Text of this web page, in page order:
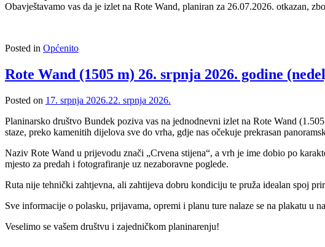
Obavještavamo vas da je izlet na Rote Wand, planiran za 26.07.2026. otkazan,
Posted in Općenito
Rote Wand (1505 m) 26. srpnja 2026. godine
Posted on 17. srpnja 2026.22. srpnja 2026.
Planinarsko društvo Bundek poziva vas na jednodnevni izlet na Rote Wand
staze, preko kamenitih dijelova sve do vrha, gdje nas očekuje prekrasan
Naziv Rote Wand u prijevodu znači „Crvena stijena“, a vrh je ime dobio po
mjesto za predah i fotografiranje uz nezaboravne poglede.
Ruta nije tehnički zahtjevna, ali zahtijeva dobru kondiciju te pruža idealan spoj
Sve informacije o polasku, prijavama, opremi i planu ture nalaze se na plakatu u
Veselimo se vašem društvu i zajedničkom planinarenju!